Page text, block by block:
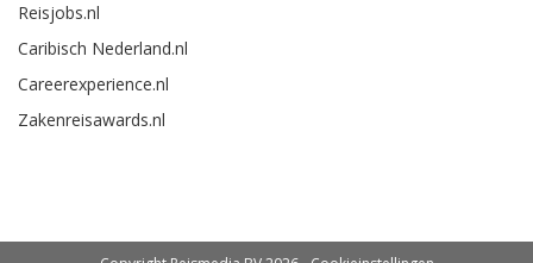
Reisjobs.nl
Caribisch Nederland.nl
Careerexperience.nl
Zakenreisawards.nl